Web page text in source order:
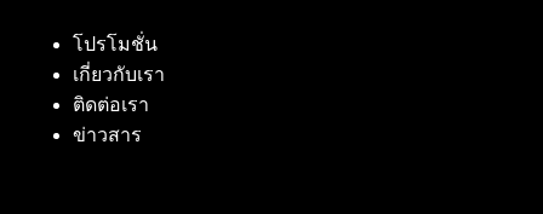
โปรโมชั่น
เกี่ยวกับเรา
ติดต่อเรา
ข่าวสาร